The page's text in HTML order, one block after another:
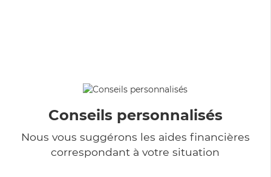
Conseils personnalisés
Nous vous suggérons les aides financières
correspondant à votre situation